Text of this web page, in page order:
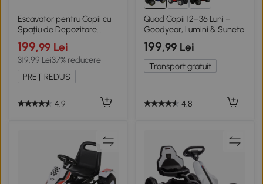
Escavator pentru Copii cu
Spațiu de Depozitare
Galben Negru
199,99 Lei
319,99 Lei37% reducere
PREȚ REDUS
4.9
Quad Copii 12–36 Luni –
Goodyear, Lumini & Sunete
199,99 Lei
Transport gratuit
4.8